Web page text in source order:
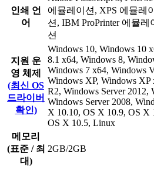
인쇄 언
어
에뮬레이션, XPS 에뮬레
션, IBM ProPrinter 에뮬레
션
지원 운
영 체제
(최신 OS
드라이버
확인)
Windows 10, Windows 10
8.1 x64, Windows 8,
Windows 7 x64, Windows
Windows XP, Windows XP
R2, Windows Server 2012,
Windows Server 2008,
X 10.10, OS X 10.9, OS X
OS X 10.5, Linux
메모리
(표준 / 최
대)
2GB/2GB